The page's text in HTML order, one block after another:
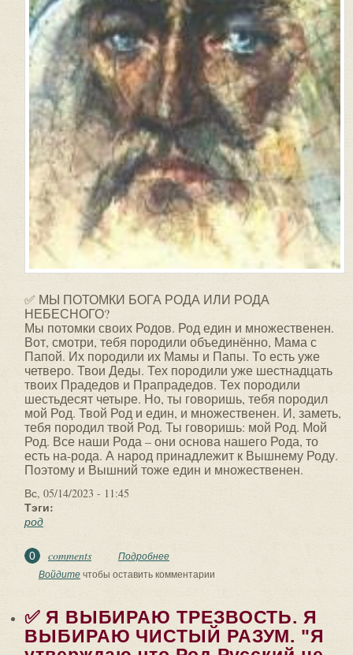
✅ МЫ ПОТОМКИ БОГА РОДА ИЛИ РОДА
НЕБЕСНОГО?
Мы потомки своих Родов. Род един и множественен.
Вот, смотри, тебя породили объединённо, Мама с
Папой. Их породили их Мамы и Папы. То есть уже
четверо. Твои Деды. Тех породили уже шестнадцать
твоих Прадедов и Прапрадедов. Тех породили
шестьдесят четыре. Но, ты говоришь, тебя породил
мой Род. Твой Род и един, и множественен. И, заметь,
тебя породил твой Род. Ты говоришь: мой Род. Мой
Род. Все наши Рода – они основа нашего Рода, то
есть на-рода. А народ принадлежит к Вышнему Роду.
Поэтому и Вышний тоже един и множественен.
Вс, 05/14/2023 - 11:45
Тэги:
род
0 comments Подробнее
РОДА НЕБЕСНОГО? Мы потомки своих
Войдитечтобы оставить комментарии
✅ Я ВЫБИРАЮ ТРЕЗВОСТЬ. Я
ВЫБИРАЮ ЧИСТЫЙ РАЗУМ. "Я